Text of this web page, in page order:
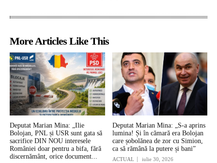
More Articles Like This
Deputat Marian Mina: „Ilie
Bolojan, PNL și USR sunt gata să
sacrifice DIN NOU interesele
României doar pentru a bifa, fără
discernământ, orice document...
Deputat Marian Mina: „S-a aprins
lumina! Și în cămară era Bolojan
care șobolănea de zor cu Simion,
ca să rămână la putere și bani”
ACTUAL iulie 30, 2026